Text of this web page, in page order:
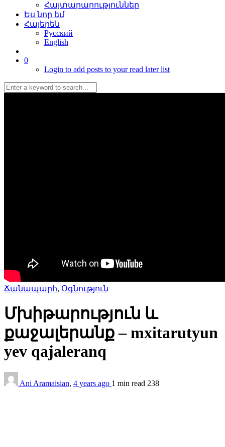
Հայտարարություններ
Ես նոր եմ
Հայերեն
Русский
English
0
Login to add posts to your read later list
Ճանապարհ, Օգնություն
Մխիթարություն և
քաջալերանք – mxitarutyun
yev qajaleranq
Ani Aramaisian, 4 years ago 1 min read 238